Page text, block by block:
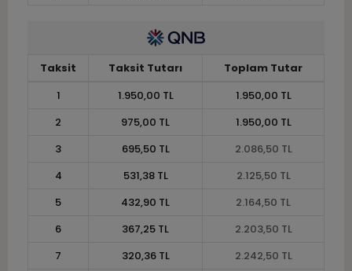
Taksit Taksit Tutarı
Toplam Tutar
1
1.950,00 TL
1.950,00 TL
2
975,00 TL
1.950,00 TL
3
695,50 TL
2.086,50 TL
4
531,38 TL
2.125,50 TL
5
432,90 TL
2.164,50 TL
6
367,25 TL
2.203,50 TL
7
320,36 TL
2.242,50 TL